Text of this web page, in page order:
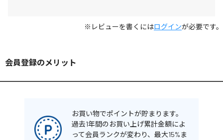
※レビューを書くにはログインが必要です。
会員登録のメリット
お買い物でポイントが貯まります。
過去1年間のお買い上げ累計金額によ
って会員ランクが変わり、最大15%ま